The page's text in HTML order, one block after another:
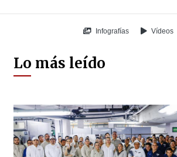
Infografías Vídeos
Lo más leído